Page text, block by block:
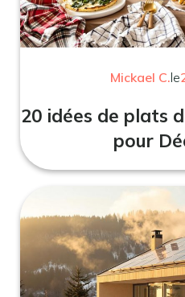
Mickael C.le
20 idées de plats
pour